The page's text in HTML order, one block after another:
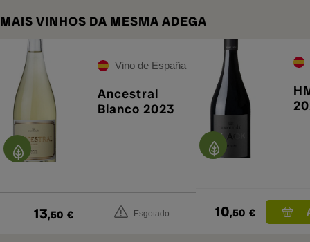
MAIS VINHOS DA MESMA ADEGA
Vino de España
Ancestral
Blanco 2023
13,50 € Esgotado 10,50 €